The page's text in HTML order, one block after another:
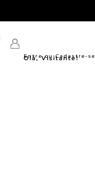
Olá, Visitante!
Entre ou Cadastre-se